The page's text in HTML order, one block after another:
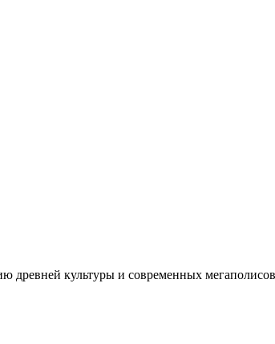
древней культуры и современных мегаполисов